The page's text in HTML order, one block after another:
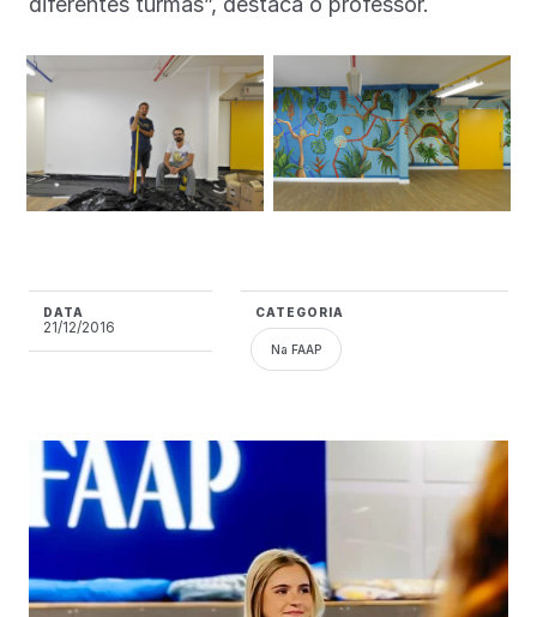
DATA
21/12/2016
CATEGORIA
Na FAAP